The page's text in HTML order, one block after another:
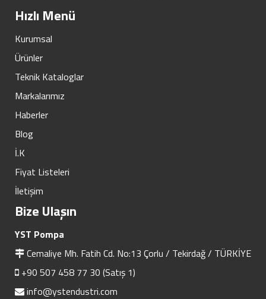
Hızlı Menü
Kurumsal
Ürünler
Teknik Kataloglar
Markalarımız
Haberler
Blog
İ.K
Fiyat Listeleri
İletişim
Bize Ulaşın
YST Pompa
Cemaliye Mh. Fatih Cd. No:13 Çorlu / Tekirdağ / TÜRKİYE
+90 507 458 77 30 (Satış 1)
info@ystendustri.com